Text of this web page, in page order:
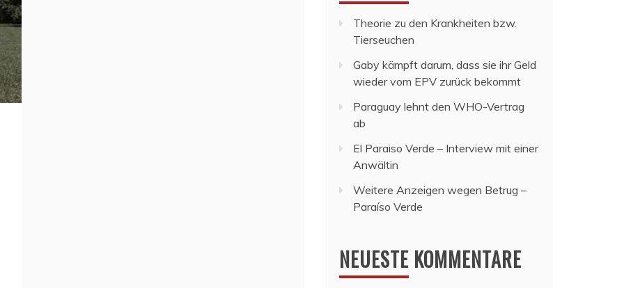
Theorie zu den Krankheiten bzw.
Tierseuchen
Gaby kämpft darum, dass sie ihr Geld
wieder vom EPV zurück bekommt
Paraguay lehnt den WHO-Vertrag
ab
El Paraiso Verde – Interview mit einer
Anwältin
Weitere Anzeigen wegen Betrug –
Paraíso Verde
NEUESTE KOMMENTARE